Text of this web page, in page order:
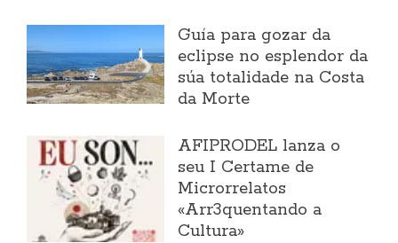
Guía para gozar da
eclipse no esplendor da
súa totalidade na Costa
da Morte
AFIPRODEL lanza o
seu I Certame de
Microrrelatos
«Arr3quentando a
Cultura»